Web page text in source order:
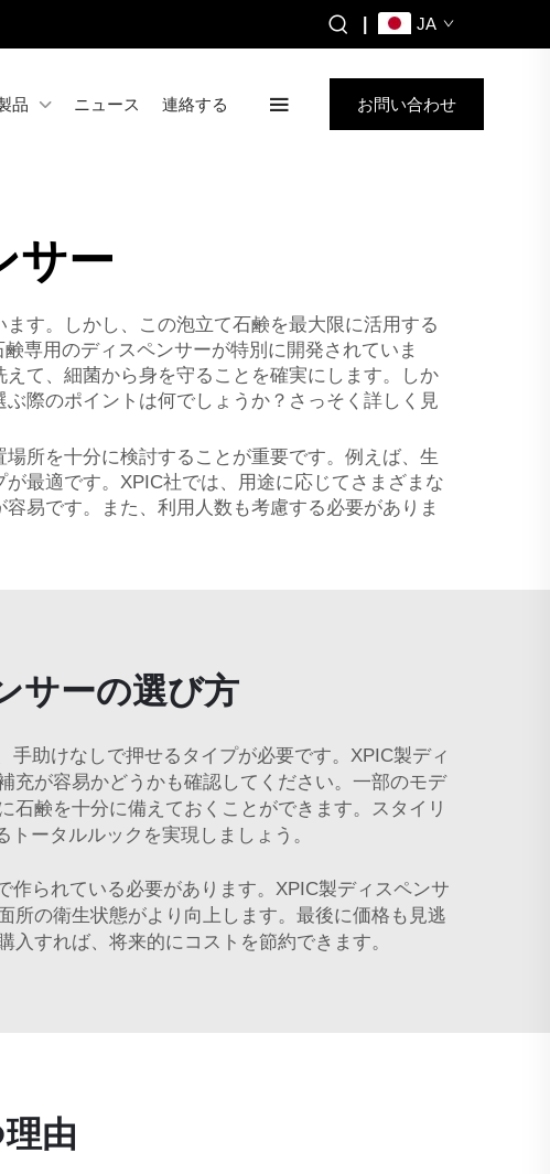
JA
品 ニュース 連絡する お問い合わせ
サー
す。しかし、この泡立て石鹸を最大限に活用する
専用のディスペンサーが特別に開発されていま
て、細菌から身を守ることを確実にします。しか
際のポイントは何でしょうか？さっそく詳しく見
所を十分に検討することが重要です。例えば、生
最適です。XPIC社では、用途に応じてさまざまな
易です。また、利用人数も考慮する必要がありま
サーの選び方
助けなしで押せるタイプが必要です。XPIC製ディ
充が容易かどうかも確認してください。一部のモデ
鹸を十分に備えておくことができます。スタイリ
ータルルックを実現しましょう。
られている必要があります。XPIC製ディスペンサ
所の衛生状態がより向上します。最後に価格も見逃
すれば、将来的にコストを節約できます。
由